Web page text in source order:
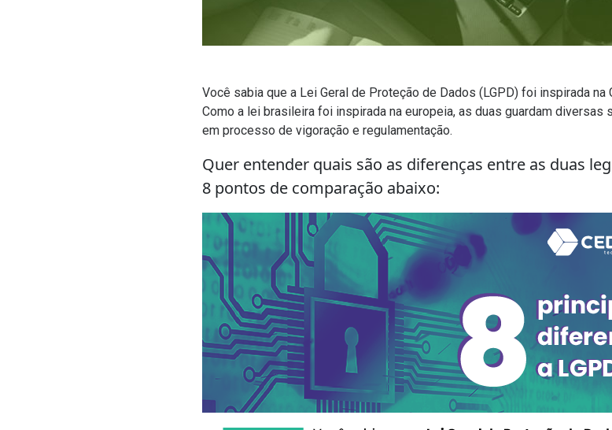
Você sabia que a Lei Geral de Proteção de Dados (LGPD)foi inspirada na
Como a lei brasileira foi inspirada na europeia, as duas guardam diversas
em processo de vigoração e regulamentação.
Quer entender quais são as diferenças entre as duas
8 pontos de comparação abaixo: